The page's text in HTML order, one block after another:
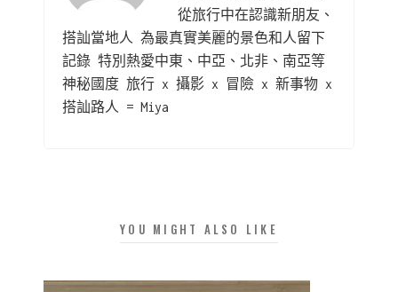
從旅行中在認識新朋友、
搭訕當地人 為最真實美麗的景色和人留下
記錄 特別熱愛中東、中亞、北非、南亞等
神秘國度 旅行 x 攝影 x 冒險 x 新事物 x
搭訕路人 = Miya
YOU MIGHT ALSO LIKE